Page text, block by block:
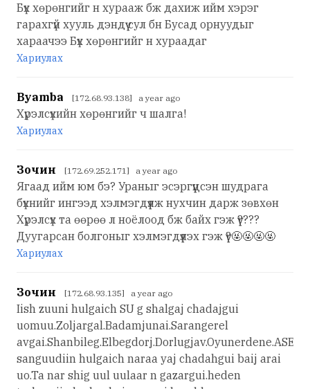
Бүх хөрөнгийг н хурааж бж дахиж ийм хэрэг
гарахгүй хууль дэндүү сул бн Бусад орнуудыг
хараачээ Бүх хөрөнгийг н хураадаг
Хариулах
Byamba [172.68.93.138] a year ago
Хүрэлсүхийн хөрөнгийг ч шалга!
Хариулах
Зочин [172.69.252.171] a year ago
Ягаад ийм юм бэ? Ураныг эсэргүүцсэн шудрага
бүхнийг ингээд хэлмэгдүүлж нухчин дарж зөвхөн
Хүрэлсүх та өөрөө л ноёлоод бж байх гэж үү????
Дуугарсан болгоныг хэлмэгдүүлэх гэж үү?🤬🤬🤬🤬
Хариулах
Зочин [172.68.93.135] a year ago
Iish zuuni hulgaich SU g shalgaj chadajgui
uomuu.Zoljargal.Badamjunai.Sarangerel
sanguudiin hulgaich naraa yaj chadahgui baij arai
uo.Ta nar shig uul uulaar n gazargui.heden